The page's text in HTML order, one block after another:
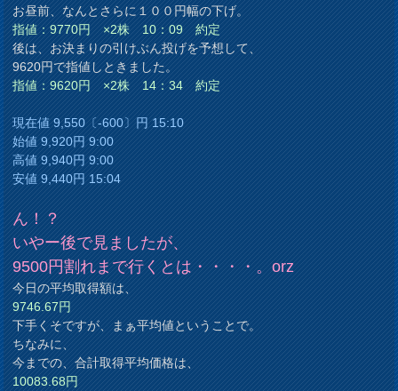
お昼前、なんとさらに１００円幅の下げ。
指値：9770円 ×2株 10：09 約定
後は、お決まりの引けぶん投げを予想して、
9620円で指値しときました。
指値：9620円 ×2株 14：34 約定
現在値 9,550〔-600〕円 15:10
始値 9,920円 9:00
高値 9,940円 9:00
安値 9,440円 15:04
ん！？
いやー後で見ましたが、
9500円割れまで行くとは・・・・。orz
今日の平均取得額は、
9746.67円
下手くそですが、まぁ平均値ということで。
ちなみに、
今までの、合計取得平均価格は、
10083.68円